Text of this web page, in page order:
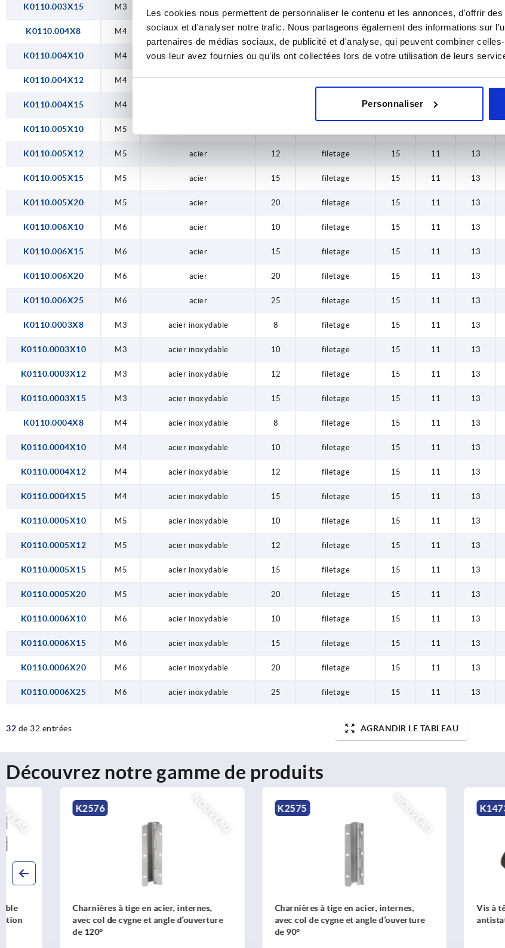
Les cookies nous permettent de personnaliser le contenu et les annonces, d'offrir
sociaux et d'analyser notre trafic. Nous partageons également des informations sur
partenaires de médias sociaux, de publicité et d'analyse, qui peuvent combiner
vous leur avez fournies ou qu'ils ont collectées lors de votre utilisation de leurs
Personnaliser
K0110.003X15 M3
K0110.004X8 M4 acier 8 filetage 15 11 13
K0110.004X10 M4 acier 10 filetage 15 11 13
K0110.004X12 M4 acier 12 filetage 15 11 13
K0110.004X15 M4 15 11
K0110.005X10 M5
K0110.005X12 M5 acier 12 filetage 15 11 13
K0110.005X15 M5 acier 15 filetage 15 11 13
K0110.005X20 M5 acier 20 filetage 15 11 13
K0110.006X10 M6 acier 10 filetage 15 11 13
K0110.006X15 M6 acier 15 filetage 15 11 13
K0110.006X20 M6 acier 20 filetage 15 11 13
K0110.006X25 M6 acier 25 filetage 15 11 13
K0110.0003X8 M3 acier inoxydable 8 filetage 15 11 13
K0110.0003X10 M3 acier inoxydable 10 filetage 15 11 13
K0110.0003X12 M3 acier inoxydable 12 filetage 15 11 13
K0110.0003X15 M3 acier inoxydable 15 filetage 15 11 13
K0110.0004X8 M4 acier inoxydable 8 filetage 15 11 13
K0110.0004X10 M4 acier inoxydable 10 filetage 15 11 13
K0110.0004X12 M4 acier inoxydable 12 filetage 15 11 13
K0110.0004X15 M4 acier inoxydable 15 filetage 15 11 13
K0110.0005X10 M5 acier inoxydable 10 filetage 15 11 13
K0110.0005X12 M5 acier inoxydable 12 filetage 15 11 13
K0110.0005X15 M5 acier inoxydable 15 filetage 15 11 13
K0110.0005X20 M5 acier inoxydable 20 filetage 15 11 13
K0110.0006X10 M6 acier inoxydable 10 filetage 15 11 13
K0110.0006X15 M6 acier inoxydable 15 filetage 15 11 13
K0110.0006X20 M6 acier inoxydable 20 filetage 15 11 13
K0110.0006X25 M6 acier inoxydable 25 filetage 15 11 13
32 de 32 entrées AGRANDIR LE TABLEAU
Découvrez notre gamme de produits
NOUVEAU
Charnières à tige en acier, internes,
avec col de cygne et angle d’ouverture
NOUVEAU
Charnières à tige en acier, internes,
avec col de cygne et angle d’ouverture
Vis à tête moletée
antistatiques